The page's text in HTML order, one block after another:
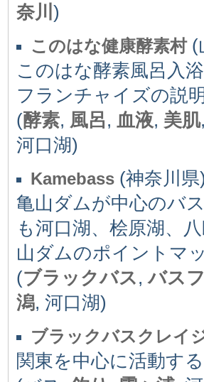
奈川 )
このはな健康酵素村(
このはな酵素風呂入
フランチャイズの説
(酵素, 風呂, 血液, 美肌
河口湖)
Kamebass (神奈川
亀山ダムが中心のバ
も河口湖、桧原湖、
山ダムのポイントマ
(ブラックバス,バス
潟, 河口湖)
ブラックバスクレイ
関東を中心に活動す